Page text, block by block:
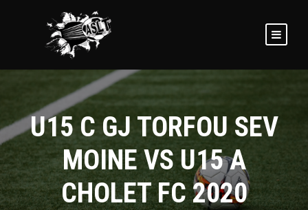
U15 C GJ TORFOU SEV
MOINE VS U15 A
CHOLET FC 2020